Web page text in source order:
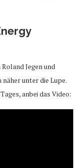
Jegen und
unter die Lupe.
anbei das Video: